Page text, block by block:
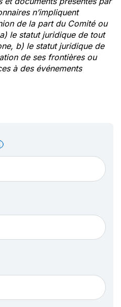
n’impliquent
de la part du Comité ou
le statut juridique de tout
b) le statut juridique de
de ses frontières ou
à des événements